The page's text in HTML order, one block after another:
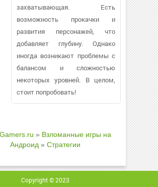
захватывающая. Есть
возможность прокачки и
развития персонажей, что
добавляет глубину. Однако
иногда возникают проблемы с
балансом и сложностью
некоторых уровней. В целом,
стоит попробовать!
» Взломанные игры на
Андроид » Стратегии
Copyright © 2023